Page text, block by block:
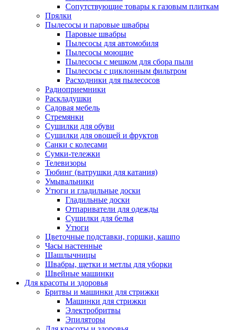
Сопутствующие товары к газовым плиткам
Прялки
Пылесосы и паровые швабры
Паровые швабры
Пылесосы для автомобиля
Пылесосы моющие
Пылесосы с мешком для сбора пыли
Пылесосы с циклонным фильтром
Расходники для пылесосов
Радиоприемники
Раскладушки
Садовая мебель
Стремянки
Сушилки для обуви
Сушилки для овощей и фруктов
Санки с колесами
Сумки-тележки
Телевизоры
Тюбинг (ватрушки для катания)
Умывальники
Утюги и гладильные доски
Гладильные доски
Отпариватели для одежды
Сушилки для белья
Утюги
Цветочные подставки, горшки, кашпо
Часы настенные
Шашлычницы
Швабры, щетки и метлы для уборки
Швейные машинки
Для красоты и здоровья
Бритвы и машинки для стрижки
Машинки для стрижки
Электробритвы
Эпиляторы